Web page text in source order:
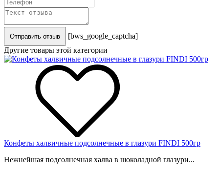
Отправить отзыв
[bws_google_captcha]
Другие товары этой категории
Конфеты халвичные подсолнечные в глазури FINDI 500гр
Нежнейшая подсолнечная халва в шоколадной глазури...